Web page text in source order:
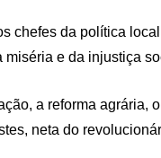
chefes da política
e da injustiça
a reforma agrária,
neta do